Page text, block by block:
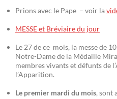
Prions avec le Pape – voir la
MESSE et Bréviaire du jour
Le 27 de ce mois, la messe de
Notre-Dame de la Médaille
membres vivants et défunts de
l’Apparition.
Le premier mardi du mois, sont